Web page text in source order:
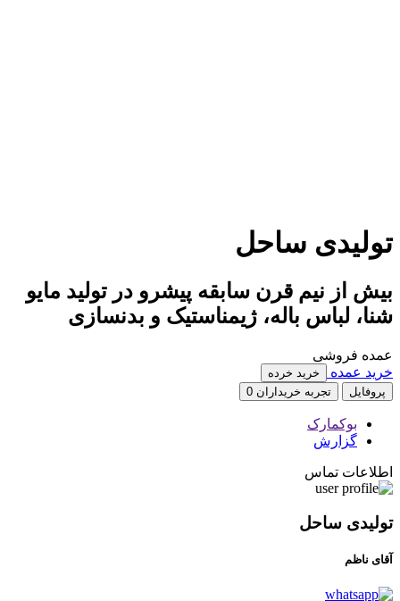
تولیدی ساحل
بیش از نیم قرن سابقه پیشرو در تولید مایو
شنا، لباس باله، ژیمناستیک و بدنسازی
عمده فروشی
خرید عمده
خرید خرده
پروفایل
تجربه خریداران 0
بوکمارک
گزارش
اطلاعات تماس
تولیدی ساحل
آقای ناظم